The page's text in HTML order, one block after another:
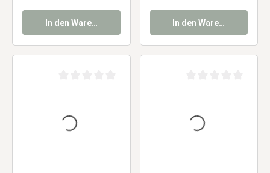
In den Warenkorb In den Warenkorb